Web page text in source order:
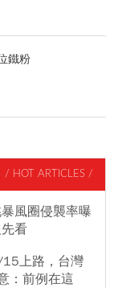
鐵粉
/ HOT ARTICLES /
風圈侵襲率曝
看
上路，台灣
：前例在這